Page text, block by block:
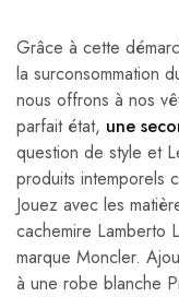
Grâce à cette
la surconsommation
nous offrons à nos
parfait état, une
question de style et
produits intemporels
Jouez avec les
cachemire Lamberto
marque Moncler.
à une robe blanche